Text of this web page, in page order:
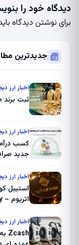
دیدگاه خود را
برای نوشتن دیدگاه
جدیدترین
اخبار ارز
ثبت برند
اخبار ارز
کسب
جدید
اخبار ارز
استیبل
اتریوم – U.Today راه اندازی می شود
اخبار ارز